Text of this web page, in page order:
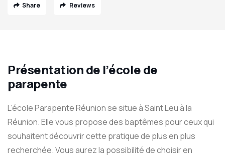
Share Reviews
Présentation de l’école de
parapente
L’école Parapente Réunion se situe à Saint Leu à la
Réunion. Elle vous propose des baptêmes pour ceux qui
souhaitent découvrir cette pratique de plus en plus
recherchée. Vous aurez la possibilité de choisir en